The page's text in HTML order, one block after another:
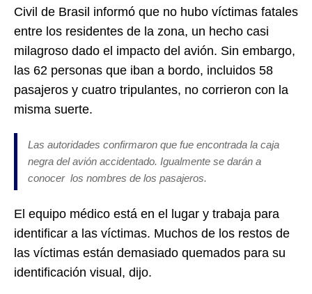
Civil de Brasil informó que no hubo víctimas fatales
entre los residentes de la zona, un hecho casi
milagroso dado el impacto del avión. Sin embargo,
las 62 personas que iban a bordo, incluidos 58
pasajeros y cuatro tripulantes, no corrieron con la
misma suerte.
Las autoridades confirmaron que fue encontrada la caja
negra del avión accidentado. Igualmente se darán a
conocer los nombres de los pasajeros.
El equipo médico está en el lugar y trabaja para
identificar a las víctimas. Muchos de los restos de
las víctimas están demasiado quemados para su
identificación visual, dijo.